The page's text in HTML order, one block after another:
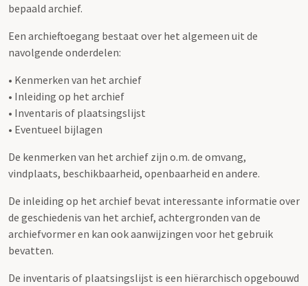
bepaald archief.
Een archieftoegang bestaat over het algemeen uit de
navolgende onderdelen:
• Kenmerken van het archief
• Inleiding op het archief
• Inventaris of plaatsingslijst
• Eventueel bijlagen
De kenmerken van het archief zijn o.m. de omvang,
vindplaats, beschikbaarheid, openbaarheid en andere.
De inleiding op het archief bevat interessante informatie over
de geschiedenis van het archief, achtergronden van de
archiefvormer en kan ook aanwijzingen voor het gebruik
bevatten.
De inventaris of plaatsingslijst is een hiërarchisch opgebouwd